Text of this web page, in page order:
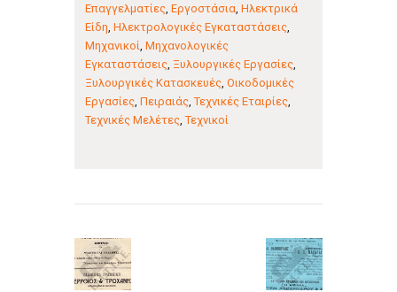
Επαγγελματίες, Εργοστάσια Ηλεκτρικά
Είδη Ηλεκτρολογικές Εγκαταστάσεις,
Μηχανικοί Μηχανολογικές
Εγκαταστάσεις, Ξυλουργικές Εργασίες,
Ξυλουργικές Κατασκευές, Οικοδομικές
Εργασίες, Πειραιάς,Τεχνικές Εταιρίες,
Τεχνικές Μελέτες,Τεχνικοί
άρθρων